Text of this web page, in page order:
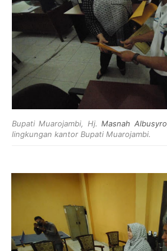
Bupati Muarojambi, Hj.Masnah Albusyro
lingkungan kantor Bupati Muarojambi.